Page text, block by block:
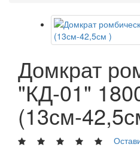
Домкрат
"КД-01"
(13см-